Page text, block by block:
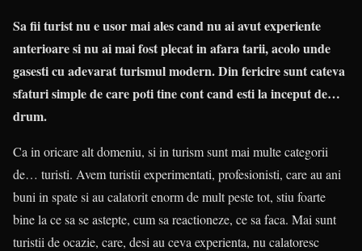
Sa fii turist nu e usor mai ales cand nu ai avut experiente
anterioare si nu ai mai fost plecat in afara tarii, acolo unde
gasesti cu adevarat turismul modern. Din fericire sunt cateva
sfaturi simple de care poti tine cont cand esti la inceput de…
drum.
Ca in oricare alt domeniu, si in turism sunt mai multe categorii
de… turisti. Avem turistii experimentati, profesionisti, care au ani
buni in spate si au calatorit enorm de mult peste tot, stiu foarte
bine la ce sa se astepte, cum sa reactioneze, ce sa faca. Mai sunt
turistii de ocazie, care, desi au ceva experienta, nu calatoresc